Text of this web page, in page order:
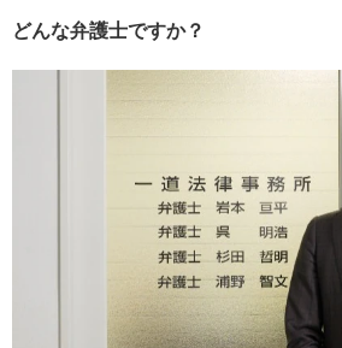
どんな弁護士ですか？